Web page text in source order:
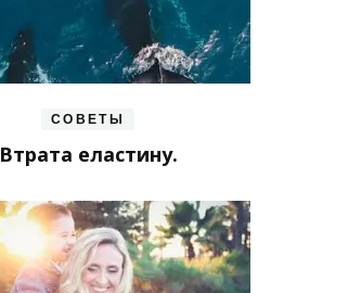
СОВЕТЫ
Втрата еластину.